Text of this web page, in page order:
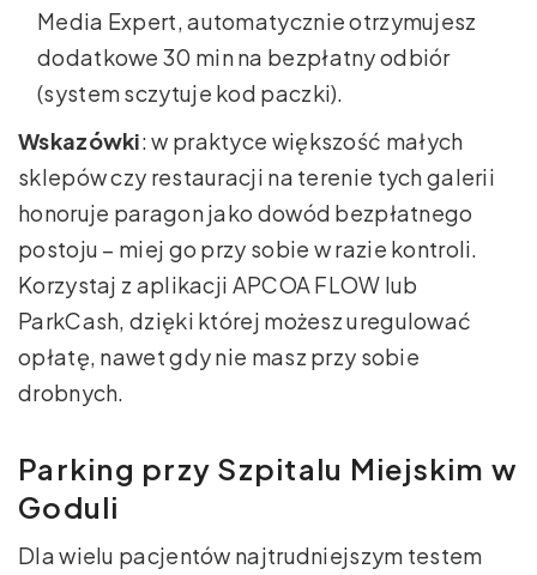
Media Expert, automatycznie otrzymujesz
dodatkowe 30 min na bezpłatny odbiór
(system sczytuje kod paczki).
Wskazówki: w praktyce większość małych
sklepów czy restauracji na terenie tych galerii
honoruje paragon jako dowód bezpłatnego
postoju – miej go przy sobie w razie kontroli.
Korzystaj z aplikacji APCOA FLOW lub
ParkCash, dzięki której możesz uregulować
opłatę, nawet gdy nie masz przy sobie
drobnych.
Parking przy Szpitalu Miejskim w
Goduli
Dla wielu pacjentów najtrudniejszym testem